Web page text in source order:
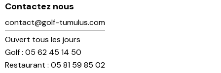
Contactez nous
contact@golf-tumulus.com
Ouvert tous les jours
Golf : 05 62 45 14 50
Restaurant : 05 81 59 85 02